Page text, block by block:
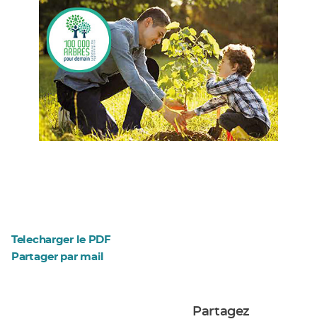
Telecharger le PDF
Partager par mail
Partagez